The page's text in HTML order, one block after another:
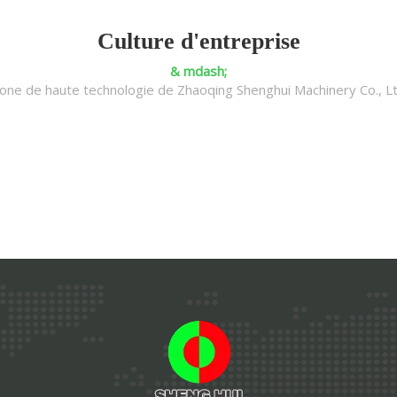
Culture d'entreprise
& mdash;
de haute technologie de Zhaoqing Shenghui Machinery Co.,